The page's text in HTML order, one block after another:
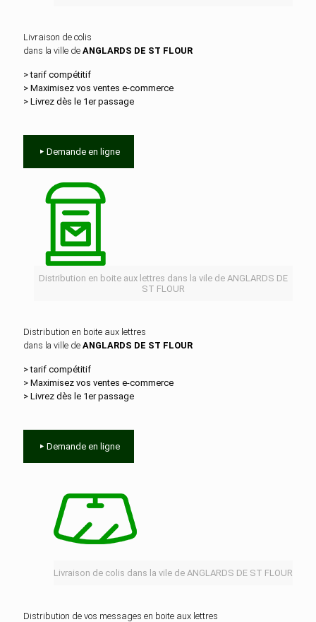
Livraison de colis
dans la ville de ANGLARDS DE ST FLOUR
> tarif compétitif
> Maximisez vos ventes e‑commerce
> Livrez dès le 1er passage
Demande en ligne
Distribution en boite aux lettres dans la vile de ANGLARDS DE
ST FLOUR
Distribution en boite aux lettres
dans la ville de ANGLARDS DE ST FLOUR
> tarif compétitif
> Maximisez vos ventes e‑commerce
> Livrez dès le 1er passage
Demande en ligne
Livraison de colis dans la vile de ANGLARDS DE ST FLOUR
Distribution de vos messages en boite aux lettres